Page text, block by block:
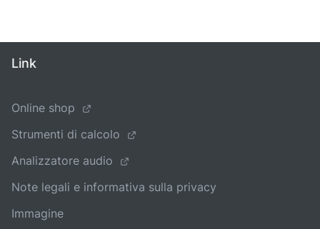
Link
Online shop
Strumenti di calcolo
Analizzatore audio
Note legali e informativa sulla privacy
Immagine